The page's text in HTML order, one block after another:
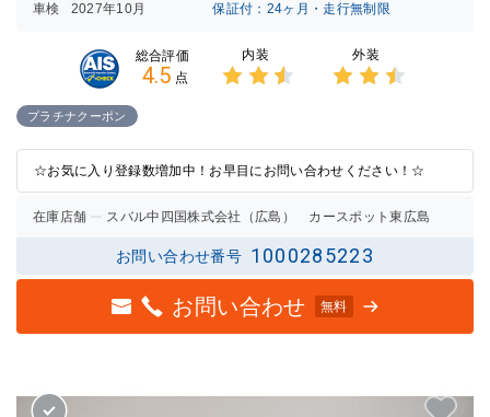
車検
2027年10月 保証付：24ヶ月・走行無制限
総合評価
4.5 点
内装 外装
プラチナクーポン
☆お気に入り登録数増加中！お早目にお問い合わせください！☆
在庫店舗 スバル中四国株式会社（広島） カースポット東広島
お問い合わせ番号 1000285223
お問い合わせ 無料